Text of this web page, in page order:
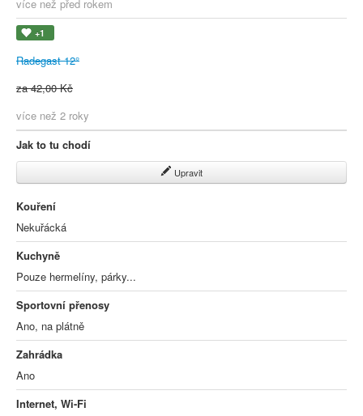
více než před rokem
+1
Radegast 12°
za 42,00 Kč
více než 2 roky
Jak to tu chodí
Upravit
Kouření
Nekuřácká
Kuchyně
Pouze hermelíny, párky...
Sportovní přenosy
Ano, na plátně
Zahrádka
Ano
Internet, Wi-Fi